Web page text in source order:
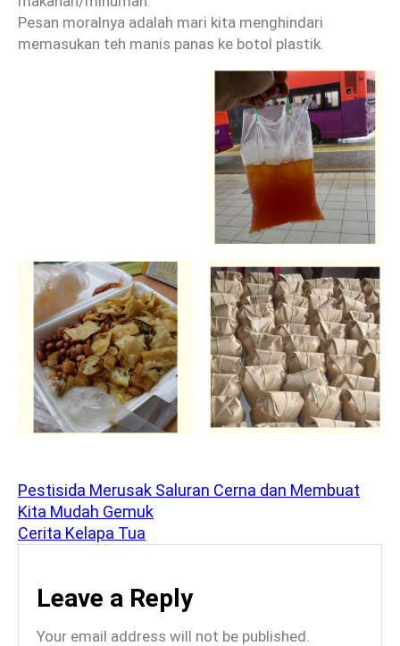
Pesan moralnya adalah mari kita menghindari
memasukan teh manis panas ke botol plastik.
Pestisida Merusak Saluran Cerna dan Membuat
Kita Mudah Gemuk
Cerita Kelapa Tua
Leave a Reply
Your email address will not be published.